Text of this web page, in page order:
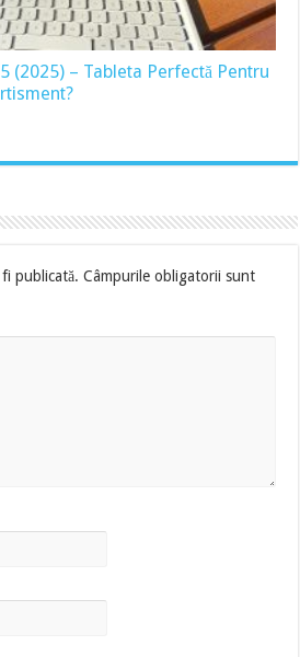
(2025) – Tableta Perfectă Pentru
publicată. Câmpurile obligatorii sunt